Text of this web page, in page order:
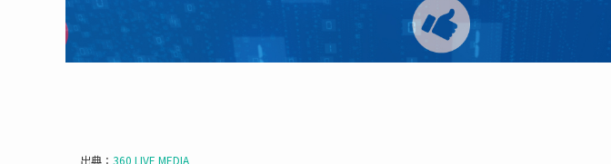
出典： 360 LIVE MEDIA